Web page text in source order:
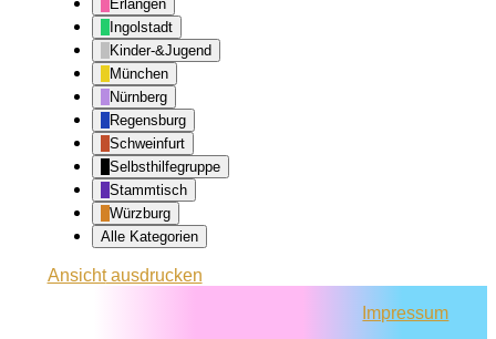
Erlangen
Ingolstadt
Kinder-&Jugend
München
Nürnberg
Regensburg
Schweinfurt
Selbsthilfegruppe
Stammtisch
Würzburg
Alle Kategorien
Ansichtausdrucken
Impressum